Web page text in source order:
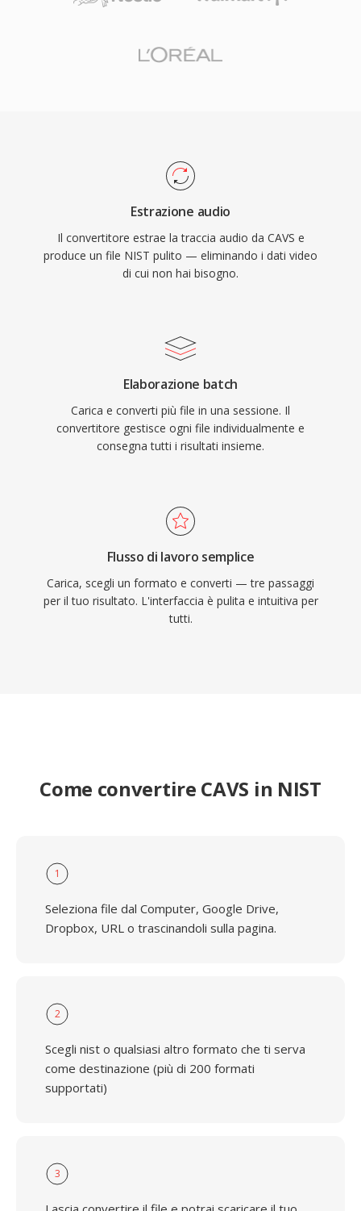
Estrazione audio
Il convertitore estrae la traccia audio da CAVS e
produce un file NIST pulito — eliminando i dati video
di cui non hai bisogno.
Elaborazione batch
Carica e converti più file in una sessione. Il
convertitore gestisce ogni file individualmente e
consegna tutti i risultati insieme.
Flusso di lavoro semplice
Carica, scegli un formato e converti — tre passaggi
per il tuo risultato. L'interfaccia è pulita e intuitiva per
tutti.
Come convertire CAVS in NIST
1
Seleziona file dal Computer, Google Drive,
Dropbox, URL o trascinandoli sulla pagina.
2
Scegli nist o qualsiasi altro formato che ti serva
come destinazione (più di 200 formati
supportati)
3